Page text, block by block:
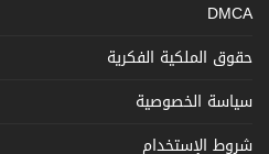
DMCA
حقوق الملكية الفكرية
سياسة الخصوصية
شروط الإستخدام